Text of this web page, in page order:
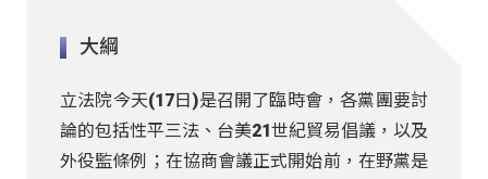
大綱
立法院今天(17日)是召開了臨時會，各黨團要討
論的包括性平三法、台美21世紀貿易倡議，以及
外役監條例；在協商會議正式開始前，在野黨是